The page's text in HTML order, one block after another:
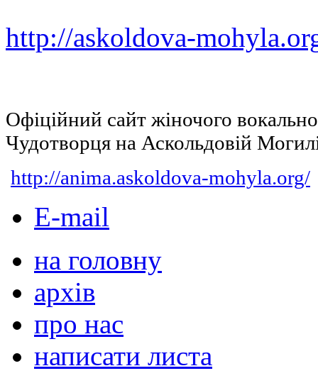
http://askoldova-
Офіційний сайт жіночого
Чудотворця на Аскольдовій
http://anima.askoldova-mohyla.org/
E-mail
на головну
архів
про нас
написати листа